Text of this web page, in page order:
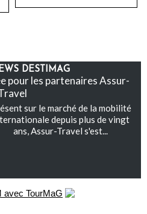
DESTIMAG
pour les partenaires Assur-
sur le marché de la mobilité
depuis plus de vingt
ans, Assur-Travel s'est...